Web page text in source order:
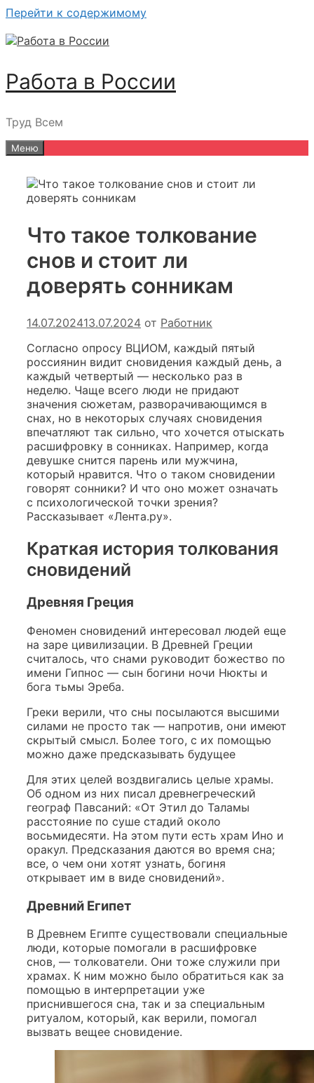
Перейти к содержимому
Работа в России
Труд Всем
Меню
Что такое толкование
снов и стоит ли
доверять сонникам
14.07.202413.07.2024 от Работник
Согласно опросу ВЦИОМ, каждый пятый
россиянин видит сновидения каждый день, а
каждый четвертый — несколько раз в
неделю. Чаще всего люди не придают
значения сюжетам, разворачивающимся в
снах, но в некоторых случаях сновидения
впечатляют так сильно, что хочется отыскать
расшифровку в сонниках. Например, когда
девушке снится парень или мужчина,
который нравится. Что о таком сновидении
говорят сонники? И что оно может означать
с психологической точки зрения?
Рассказывает «Лента.ру».
Краткая история толкования
сновидений
Древняя Греция
Феномен сновидений интересовал людей еще
на заре цивилизации. В Древней Греции
считалось, что снами руководит божество по
имени Гипнос — сын богини ночи Нюкты и
бога тьмы Эреба.
Греки верили, что сны посылаются высшими
силами не просто так — напротив, они имеют
скрытый смысл. Более того, с их помощью
можно даже предсказывать будущее
Для этих целей воздвигались целые храмы.
Об одном из них писал древнегреческий
географ Павсаний: «От Этил до Таламы
расстояние по суше стадий около
восьмидесяти. На этом пути есть храм Ино и
оракул. Предсказания даются во время сна;
все, о чем они хотят узнать, богиня
открывает им в виде сновидений».
Древний Египет
В Древнем Египте существовали специальные
люди, которые помогали в расшифровке
снов, — толкователи. Они тоже служили при
храмах. К ним можно было обратиться как за
помощью в интерпретации уже
приснившегося сна, так и за специальным
ритуалом, который, как верили, помогал
вызвать вещее сновидение.